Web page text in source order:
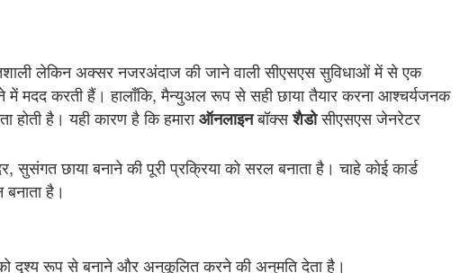
लेकिन अक्सर नजरअंदाज की जाने वाली सीएसएस सुविधाओं में से एक
में मदद करती हैं। हालाँकि, मैन्युअल रूप से सही छाया तैयार करना आश्चर्यजनक
है। यही कारण है कि हमाराऑनलाइनबॉक्सशैडोसीएसएस जेनरेटर
छाया बनाने की पूरी प्रक्रिया को सरल बनाता है। चाहे कोई कार्ड
है।
दृश्य रूप से बनाने और अनुकूलित करने की अनुमति देता है।